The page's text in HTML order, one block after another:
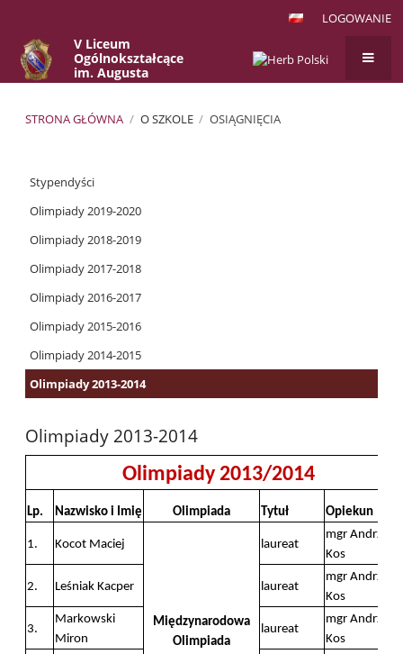
LOGOWANIE
V Liceum
Ogólnokształcące
im. Augusta
Witkowskiego
STRONA GŁÓWNA / O SZKOLE / OSIĄGNIĘCIA
Stypendyści
Olimpiady 2019-2020
Olimpiady 2018-2019
Olimpiady 2017-2018
Olimpiady 2016-2017
Olimpiady 2015-2016
Olimpiady 2014-2015
Olimpiady 2013-2014
Olimpiady 2013-2014
Olimpiady 2013/2014
Lp. Nazwisko i Imię Olimpiada Tytuł Opiekun
1. Kocot Maciej
Międzynarodowa
Olimpiada
laureat
mgr Andrzej
Kos
2. Leśniak Kacper laureat
mgr Andrzej
Kos
3.
Markowski
Miron
laureat
mgr Andrzej
Kos